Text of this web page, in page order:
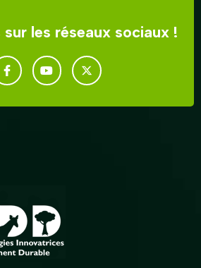
les réseaux sociaux !